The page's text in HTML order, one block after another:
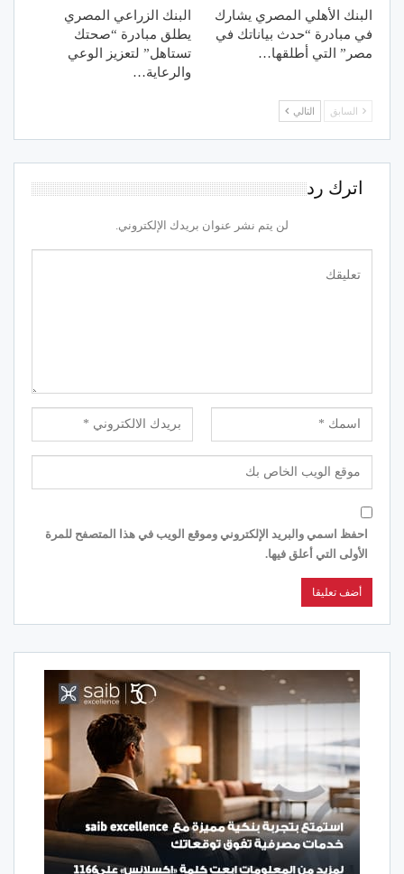
البنك الأهلي المصري يشارك
في مبادرة “حدث بياناتك في
مصر” التي أطلقها…
البنك الزراعي المصري
يطلق مبادرة “صحتك
تستاهل” لتعزيز الوعي
والرعاية…
السابق التالي
اترك رد
لن يتم نشر عنوان بريدك الإلكتروني.
احفظ اسمي والبريد الإلكتروني وموقع الويب في هذا المتصفح للمرة
الأولى التي أعلق فيها.